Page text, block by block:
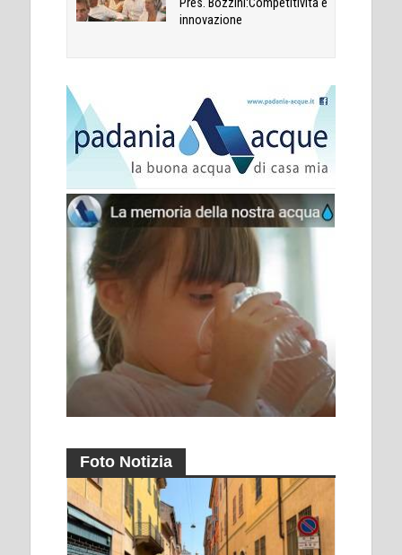
Pres. Bozzini:Competitività e
innovazione
Foto Notizia